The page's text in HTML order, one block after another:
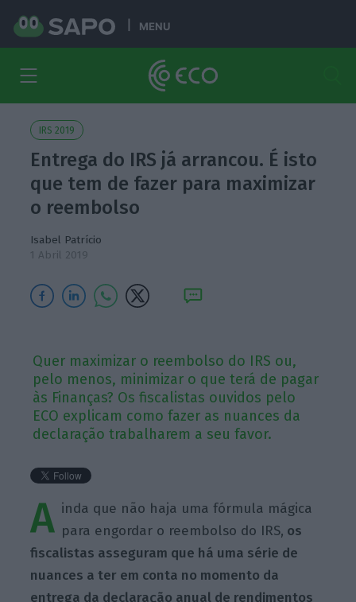
MENU
IRS 2019
Entrega do IRS já arrancou. É isto
que tem de fazer para maximizar
o reembolso
Isabel Patrício
1 Abril 2019
Quer maximizar o reembolso do IRS ou,
pelo menos, minimizar o que terá de pagar
às Finanças? Os fiscalistas ouvidos pelo
ECO explicam como fazer as nuances da
declaração trabalharem a seu favor.
A inda que não haja uma fórmula mágica
para engordar o reembolso do IRS, os
fiscalistas asseguram que há uma série de
nuances a ter em conta no momento da
entrega da declaração anual de rendimentos